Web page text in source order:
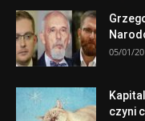
05/01/
czyni